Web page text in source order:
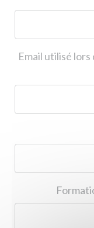
Email utilisé